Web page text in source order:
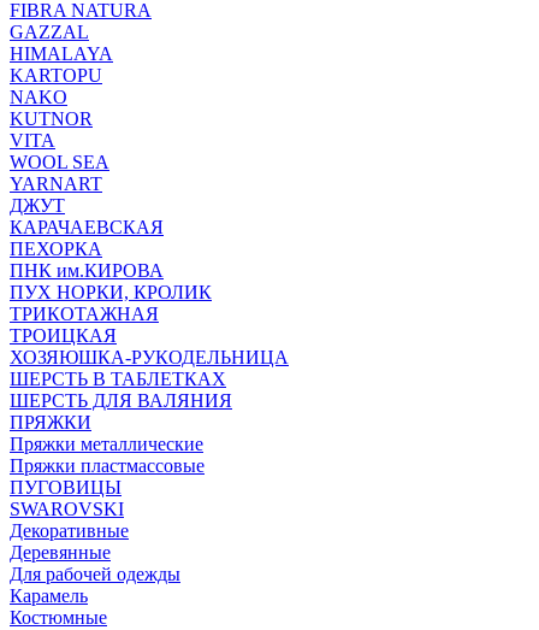
FIBRA NATURA
GAZZAL
HIMALAYA
KARTOPU
NAKO
KUTNOR
VITA
WOOL SEA
YARNART
ДЖУТ
КАРАЧАЕВСКАЯ
ПЕХОРКА
ПНК им.КИРОВА
ПУХ НОРКИ, КРОЛИК
ТРИКОТАЖНАЯ
ТРОИЦКАЯ
ХОЗЯЮШКА-РУКОДЕЛЬНИЦА
ШЕРСТЬ В ТАБЛЕТКАХ
ШЕРСТЬ ДЛЯ ВАЛЯНИЯ
ПРЯЖКИ
Пряжки металлические
Пряжки пластмассовые
ПУГОВИЦЫ
SWAROVSKI
Декоративные
Деревянные
Для рабочей одежды
Карамель
Костюмные